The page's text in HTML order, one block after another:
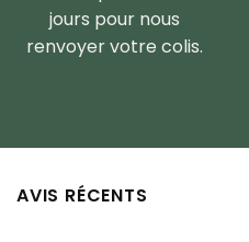
jours pour nous
renvoyer votre colis.
AVIS RÉCENTS